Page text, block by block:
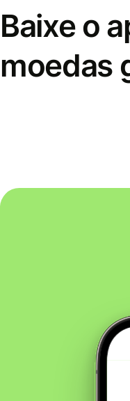
Baixe o
moedas